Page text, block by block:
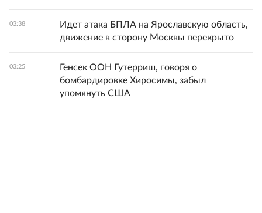
03:38
Идет атака БПЛА на Ярославскую область,
движение в сторону Москвы перекрыто
03:25
Генсек ООН Гутерриш, говоря о
бомбардировке Хиросимы, забыл
упомянуть США